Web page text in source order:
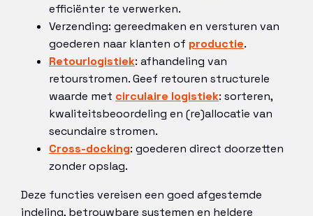
efficiënter te verwerken.
Verzending: gereedmaken en versturen van
goederen naar klanten of productie.
Retourlogistiek: afhandeling van
retourstromen. Geef retouren structurele
waarde met circulaire logistiek: sorteren,
kwaliteitsbeoordeling en (re)allocatie van
secundaire stromen.
Cross-docking: goederen direct doorzetten
zonder opslag.
Deze functies vereisen een goed afgestemde
indeling, betrouwbare systemen en heldere